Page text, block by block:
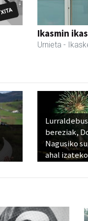
Ikasmin
Urnieta -
bereziak,
Nagusiko
ahal izateko